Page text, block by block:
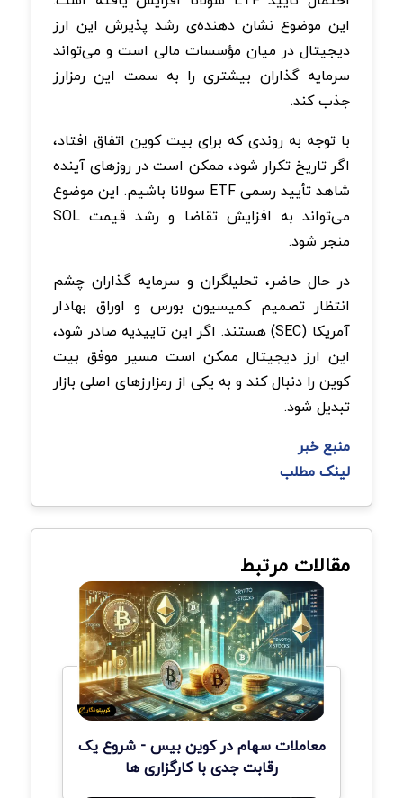
این موضوع نشان دهنده‌ی رشد پذیرش این ارز
دیجیتال در میان مؤسسات مالی است و می‌تواند
سرمایه گذاران بیشتری را به سمت این رمزارز
جذب کند.
با توجه به روندی که برای بیت کوین اتفاق افتاد،
اگر تاریخ تکرار شود، ممکن است در روزهای آینده
شاهد تأیید رسمی ETF سولانا باشیم. این موضوع
می‌تواند به افزایش تقاضا و رشد قیمت SOL
منجر شود.
در حال حاضر، تحلیلگران و سرمایه گذاران چشم
انتظار تصمیم کمیسیون بورس و اوراق بهادار
آمریکا (SEC) هستند. اگر این تاییدیه صادر شود،
این ارز دیجیتال ممکن است مسیر موفق بیت
کوین را دنبال کند و به یکی از رمزارزهای اصلی بازار
تبدیل شود.
منبع خبر
لینک مطلب
مقالات مرتبط
معاملات سهام در کوین بیس - شروع یک
رقابت جدی با کارگزاری ها